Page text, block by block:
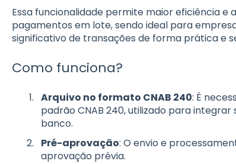
Essa funcionalidade permite maior eficiência
pagamentos em lote, sendo ideal para
significativo de transações de forma prática e
Como funciona?
Arquivo no formato CNAB 240: É
padrão CNAB 240, utilizado para
banco.
Pré-aprovação: O envio e
aprovação prévia.